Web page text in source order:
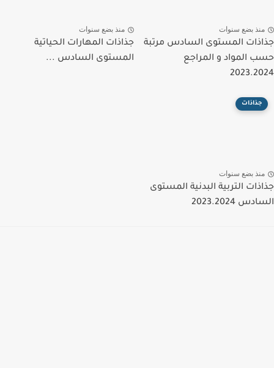
منذ بضع سنوات
جذاذات المستوى السادس مرتبة
حسب المواد و المراجع
2023.2024
منذ بضع سنوات
جذاذات المهارات الحياتية
المستوى السادس ...
جذاذات
منذ بضع سنوات
جذاذات التربية البدنية المستوى
السادس 2023.2024